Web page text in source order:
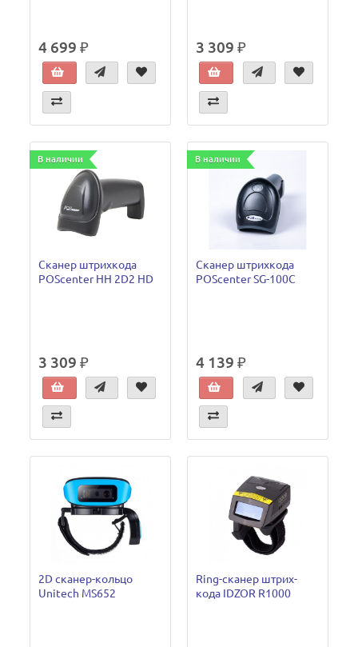
4 699 ₽ 3 309 ₽
В наличии
Сканер штрихкода
POScenter HH 2D2 HD
3 309 ₽
В наличии
Сканер штрихкода
POScenter SG-100C
4 139 ₽
2D сканер-кольцо
Unitech MS652
Ring-cканер штрих-
кода IDZOR R1000